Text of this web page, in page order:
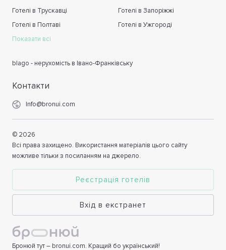
Готелі в Трускавці
Готелі в Запоріжжі
Готелі в Полтаві
Готелі в Ужгороді
Показати всі
blago - нерухомість в Івано-Франківську
Контакти
Info@bronui.com
© 2026
Всі права захищено. Використання матеріалів цього сайту
можливе тільки з посиланням на джерело.
Реєстрація готелів
Вхід в екстранет
Бронюй тут – bronui.com. Кращий бо український!